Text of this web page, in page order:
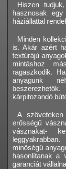
Hiszen
hasznosak
háziállattal
Minden
is. Akár azért
textúrájú
mintáshoz
ragaszkodik.
anyagunk
kárpitozandó
A
erősségű
vásznakat-
minőségű
hasonlítanak
garanciát